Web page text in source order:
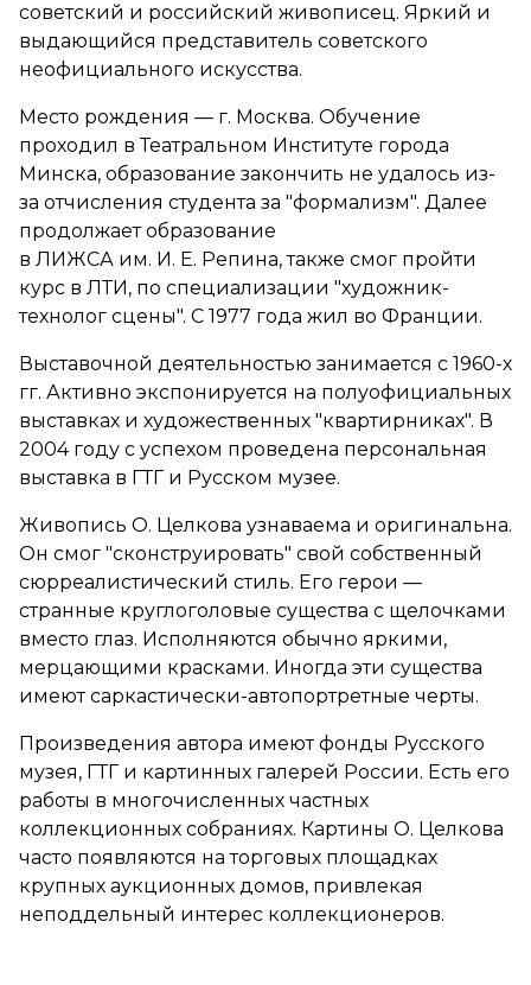
советский и российский живописец. Яркий и
выдающийся представитель советского
неофициального искусства.
Место рождения — г. Москва. Обучение
проходил в Театральном Институте города
Минска, образование закончить не удалось из-
за отчисления студента за "формализм". Далее
продолжает образование
в ЛИЖСА им. И. Е. Репина, также смог пройти
курс в ЛТИ, по специализации "художник-
технолог сцены". С 1977 года жил во Франции.
Выставочной деятельностью занимается с 1960-х
гг. Активно экспонируется на полуофициальных
выставках и художественных "квартирниках". В
2004 году с успехом проведена персональная
выставка в ГТГ и Русском музее.
Живопись О. Целкова узнаваема и оригинальна.
Он смог "сконструировать" свой собственный
сюрреалистический стиль. Его герои —
странные круглоголовые существа с щелочками
вместо глаз. Исполняются обычно яркими,
мерцающими красками. Иногда эти существа
имеют саркастически-автопортретные черты.
Произведения автора имеют фонды Русского
музея, ГТГ и картинных галерей России. Есть его
работы в многочисленных частных
коллекционных собраниях. Картины О. Целкова
часто появляются на торговых площадках
крупных аукционных домов, привлекая
неподдельный интерес коллекционеров.